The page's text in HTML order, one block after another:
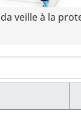
veille à la